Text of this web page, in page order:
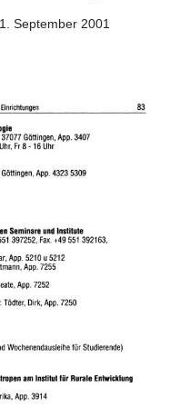
1. September 2001